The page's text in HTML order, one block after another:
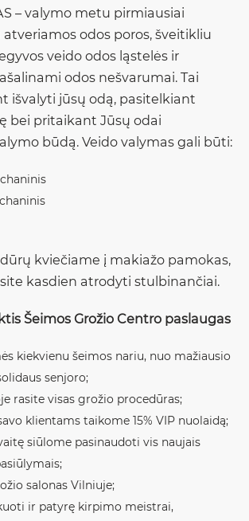
– valymo metu pirmiausiai
odos poros, šveitikliu
veido odos ląstelės ir
odos nešvarumai. Tai
išvalyti jūsų odą, pasitelkiant
bei pritaikant Jūsų odai
būdą. Veido valymas gali būti:
kviečiame į makiažo pamokas,
kasdien atrodyti stulbinančiai.
Šeimos Grožio Centro paslaugas
kiekvienu šeimos nariu, nuo mažiausio
senjoro;
rasite visas grožio procedūras;
klientams taikome 15% VIP nuolaidą;
siūlome pasinaudoti vis naujais
salonas Vilniuje;
ir patyrę kirpimo meistrai,